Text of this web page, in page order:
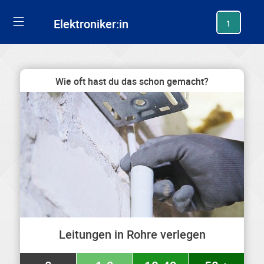
Elektroniker:in 1
Wie oft hast du das schon gemacht?
Leitungen in Rohre verlegen